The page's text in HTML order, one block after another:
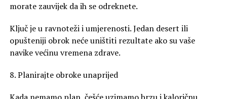
morate zauvijek da ih se odreknete.
Ključ je u ravnoteži i umjerenosti. Jedan desert ili
opušteniji obrok neće uništiti rezultate ako su vaše
navike većinu vremena zdrave.
8. Planirajte obroke unaprijed